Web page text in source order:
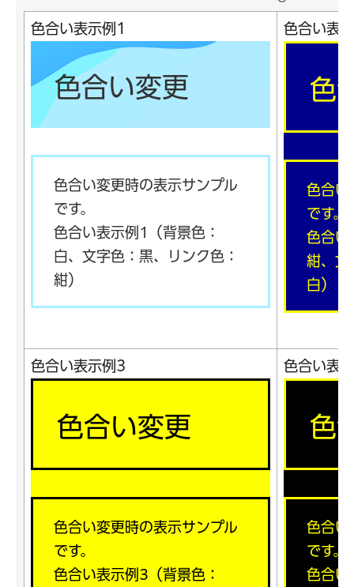
色合い表示例1
色合い変更
色合い変更時の表示サンプル
です。
色合い表示例1（背景色：
白、文字色：黒、リンク色：
紺）
色合い表
色
色合い
です。
色合い
紺、文
白）
色合い表示例3
色合い変更
色合い変更時の表示サンプル
です。
色合い表示例3（背景色：
色合い表
色
色合い
です。
色合い